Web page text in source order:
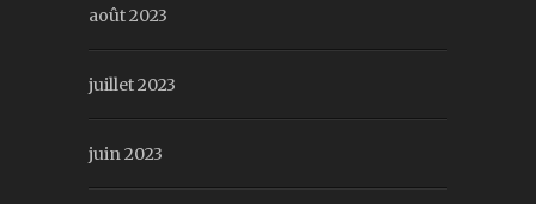
août 2023
juillet 2023
juin 2023